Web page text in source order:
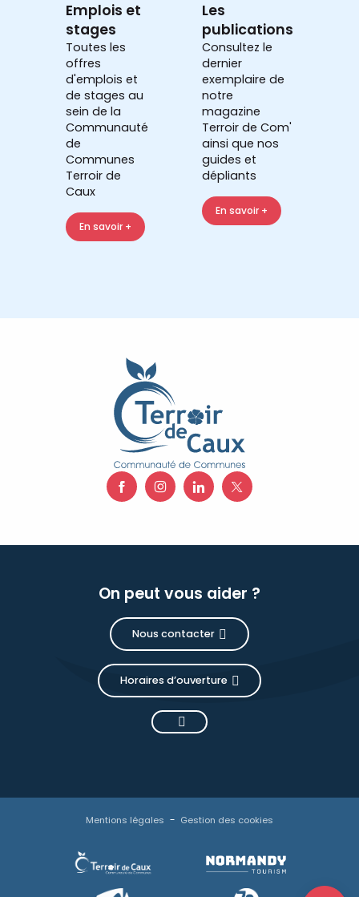
Emplois et
stages
Toutes les
offres
d'emplois et
de stages au
sein de la
Communauté
de
Communes
Terroir de
Caux
En savoir +
Les
publications
Consultez le
dernier
exemplaire de
notre
magazine
Terroir de Com'
ainsi que nos
guides et
dépliants
En savoir +
On peut vous aider ?
Nous contacter
Horaires d’ouverture
Mentions légales Gestion des cookies